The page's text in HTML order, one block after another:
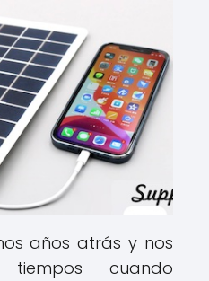
años atrás y nos
cuando